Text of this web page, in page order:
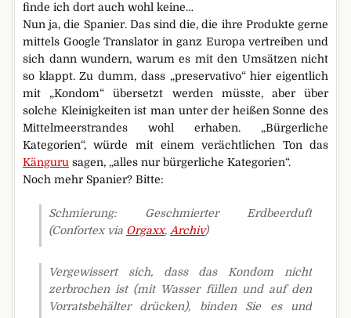
finde ich dort auch wohl keine…
Nun ja, die Spanier. Das sind die, die ihre Produkte gerne
mittels Google Translator in ganz Europa vertreiben und
sich dann wundern, warum es mit den Umsätzen nicht
so klappt. Zu dumm, dass „preservativo“ hier eigentlich
mit „Kondom“ übersetzt werden müsste, aber über
solche Kleinigkeiten ist man unter der heißen Sonne des
Mittelmeerstrandes wohl erhaben. „Bürgerliche
Kategorien“, würde mit einem verächtlichen Ton das
Känguru sagen, „alles nur bürgerliche Kategorien“.
Noch mehr Spanier? Bitte:
Schmierung: Geschmierter Erdbeerduft
(Confortex via Orgaxx, Archiv)
Vergewissert sich, dass das Kondom nicht
zerbrochen ist (mit Wasser füllen und auf den
Vorratsbehälter drücken), binden Sie es und